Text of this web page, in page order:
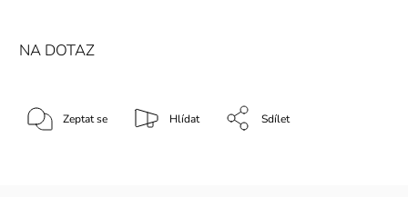
NA DOTAZ
Zeptat se Hlídat Sdílet